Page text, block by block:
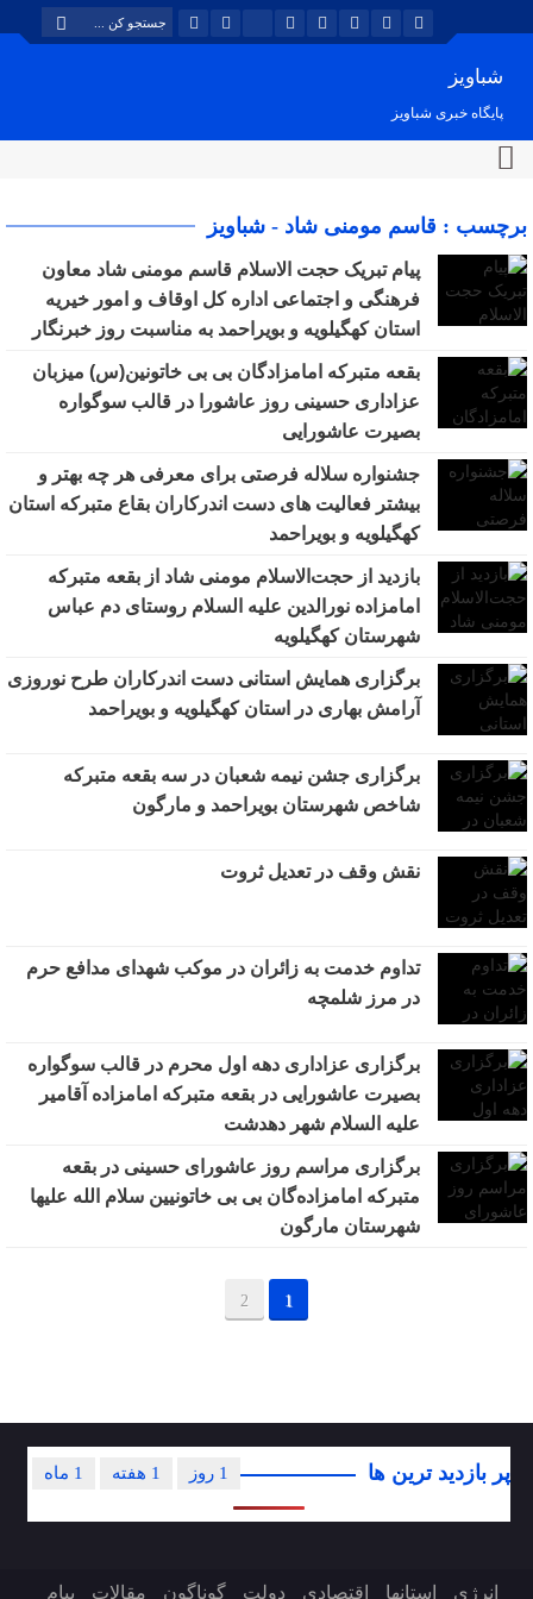
شباویز
پایگاه خبری شباویز
برچسب : قاسم مومنی شاد - شباویز
پیام تبریک حجت الاسلام قاسم مومنی شاد معاون
فرهنگی و اجتماعی اداره کل اوقاف و امور خیریه
استان کهگیلویه و بویراحمد به مناسبت روز خبرنگار
بقعه متبرکه امامزادگان بی بی خاتونین(س) میزبان
عزاداری حسینی روز عاشورا در قالب سوگواره
بصیرت عاشورایی
جشنواره سلاله فرصتی برای معرفی هر چه بهتر و
بیشتر فعالیت های دست اندرکاران بقاع متبرکه استان
کهگیلویه و بویراحمد
بازدید از حجت‌الاسلام مومنی شاد از بقعه متبرکه
امامزاده نورالدین علیه السلام روستای دم عباس
شهرستان کهگیلویه
برگزاری همایش استانی دست اندرکاران طرح نوروزی
آرامش بهاری در استان کهگیلویه و بویراحمد
برگزاری جشن نیمه شعبان در سه بقعه متبرکه
شاخص شهرستان بویراحمد و مارگون
نقش وقف در تعدیل ثروت
تداوم خدمت به زائران در موکب شهدای مدافع حرم
در مرز شلمچه
برگزاری عزاداری دهه اول محرم در قالب سوگواره
بصیرت عاشورایی در بقعه متبرکه امامزاده آقامیر
علیه السلام شهر دهدشت
برگزاری مراسم روز عاشورای حسینی در بقعه
متبرکه امامزاده‌گان بی بی خاتونیین سلام الله علیها
شهرستان مارگون
1
2
پر بازدید ترین ها 1 ماه 1 هفته 1 روز
انرژی استانها اقتصادی دولت گوناگون مقالات پیام